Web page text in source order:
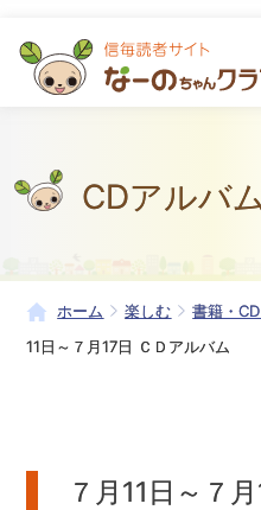
CDアルバ
ホーム 楽しむ 書籍・
11日～７月17日 ＣＤアルバム
７月11日～７